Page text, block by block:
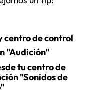
centro de control
"Audición"
tu centro de
"Sonidos de